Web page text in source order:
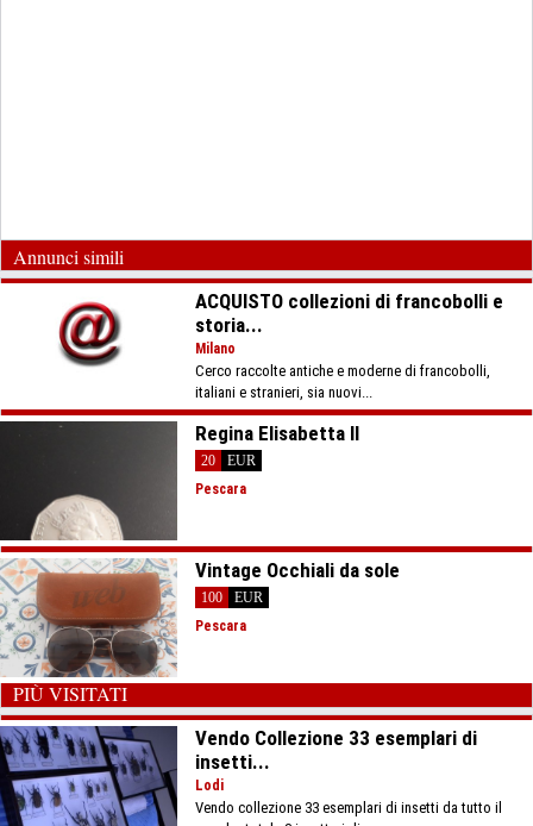
Annunci simili
ACQUISTO collezioni di francobolli e
storia...
Milano
Cerco raccolte antiche e moderne di francobolli,
italiani e stranieri, sia nuovi...
Regina Elisabetta II
20
EUR
Pescara
Vintage Occhiali da sole
100
EUR
Pescara
PIÙ VISITATI
Vendo Collezione 33 esemplari di
insetti...
Lodi
Vendo collezione 33 esemplari di insetti da tutto il